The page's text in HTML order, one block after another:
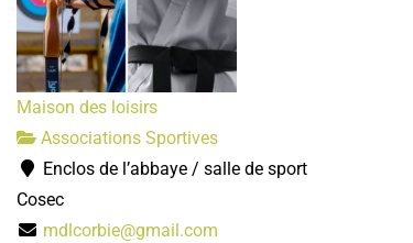
Maison des loisirs
Associations Sportives
Enclos de l’abbaye / salle de sport
Cosec
mdlcorbie@gmail.com